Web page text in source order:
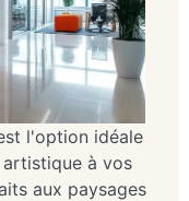
l'option idéale
à vos
aux paysages